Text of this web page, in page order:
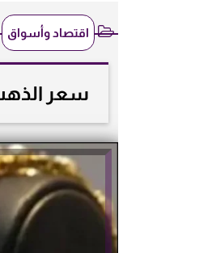
اقتصاد وأسواق
سعر الذهب في